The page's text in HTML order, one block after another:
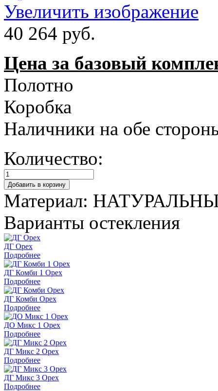
Увеличить изображение
40 264 руб.
Цена за базовый
Полотно
Коробка
Наличники на обе
Количество:
Материал:
Варианты остекления
ДГ Орех
Подробнее
ДГ Комби 1 Орех
Подробнее
ДГ Комби Орех
Подробнее
ДО Микс 1 Орех
Подробнее
ДГ Микс 2 Орех
Подробнее
ДГ Микс 3 Орех
Подробнее